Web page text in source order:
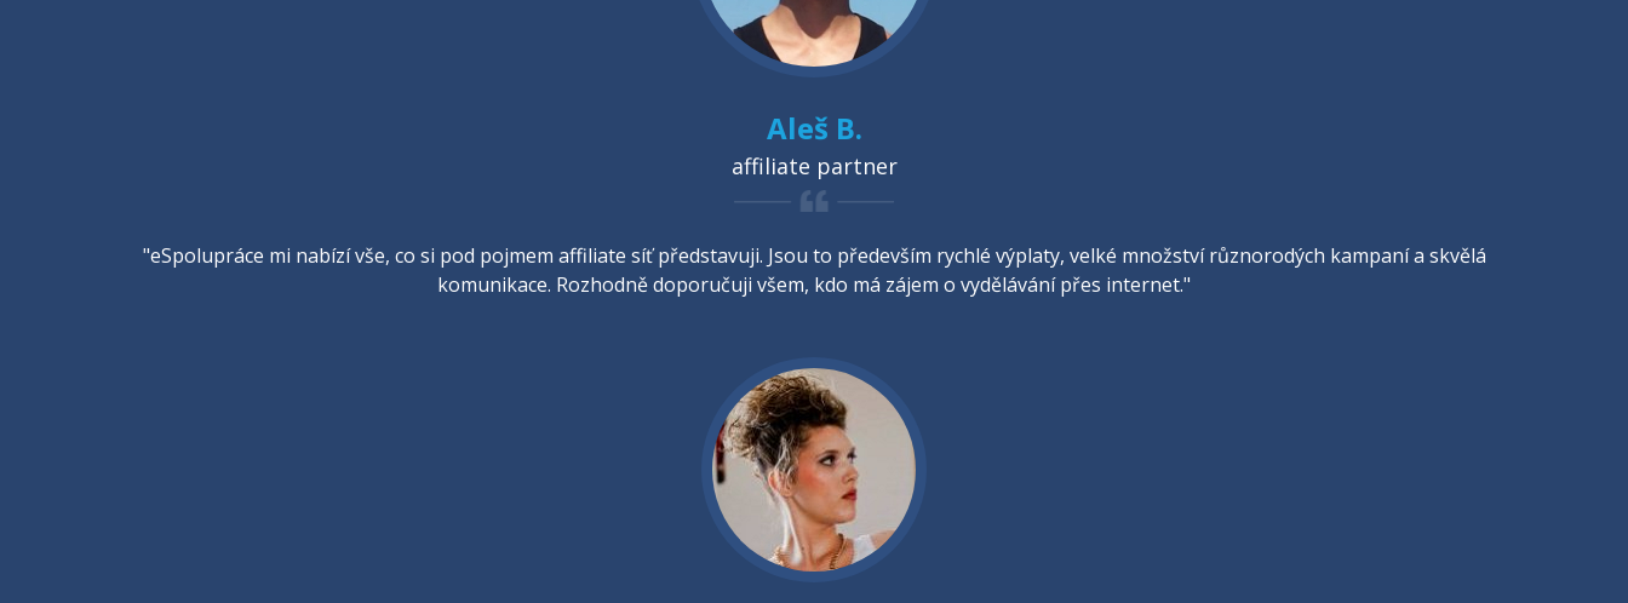
Aleš B.
affiliate partner
"eSpolupráce mi nabízí vše, co si pod pojmem affiliate síť představuji. Jsou to především rychlé výplaty, velké množství různorodých kampaní a skvělá
komunikace. Rozhodně doporučuji všem, kdo má zájem o vydělávání přes internet."